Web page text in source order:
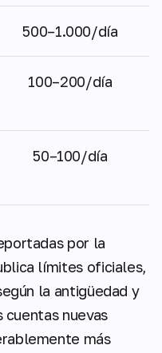
500–1.000/día
100–200/día
50–100/día
por la
límites oficiales,
la antigüedad y
nuevas
más